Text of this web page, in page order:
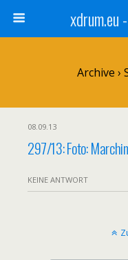
xdrum.eu
Archive ›
08.09.13
297/13: Foto:
KEINE ANTWORT